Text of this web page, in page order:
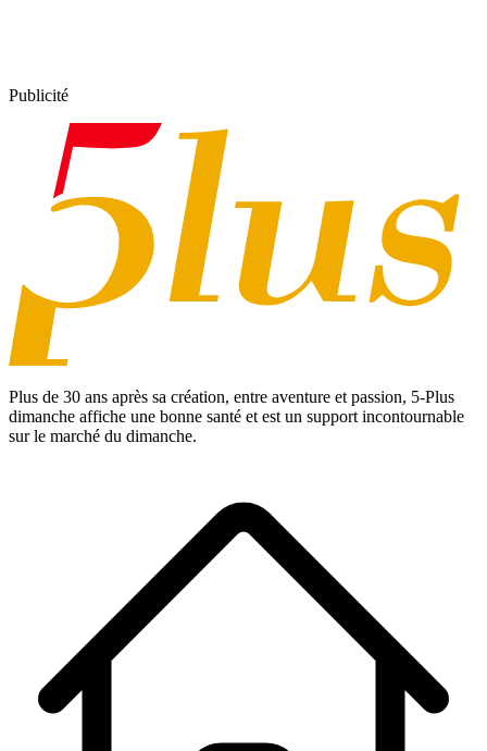
Publicité
Plus de 30 ans après sa création, entre aventure et passion, 5-Plus
dimanche affiche une bonne santé et est un support incontournable
sur le marché du dimanche.